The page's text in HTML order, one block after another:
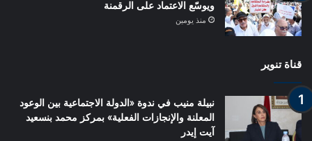
ويوسّع الاعتماد على الرقمنة
منذ يومين
قناة تنوير
نبيلة منيب في ندوة «الدولة الاجتماعية بين الوعود
المعلنة والإنجازات الفعلية» بمركز محمد بنسعيد
آيت إيدر